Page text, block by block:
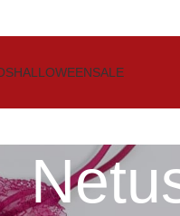
HALLOWEENSALE